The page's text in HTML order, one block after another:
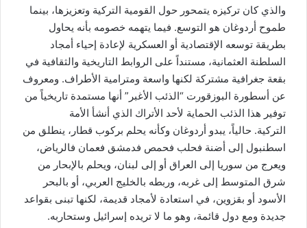
والذي كان تركيزه يتمحور حول القومية التركية وتعزيزها، بينما
طموح أردوغان هو التوسع. فيما يتهمه خصومه بأنه يحاول
بطريقة توسعه الإقتصادية أو العسكرية لإعادة إحياء أمجاد
السلطنة العثمانية، مستنداً على الروابط التاريخية والثقافية في
بقعة جغرافية مشتركة لكنها واسعة ومترامية الأطراف. ومعروف
عن أسطورة البوزقورت “الذئب الأغبر” أنها مستمدة تاريخياً من
توفير هذا الذئب الحماية لأحد الأتراك الذي أنشأ الأمة
التركية. حالياً، يبدو أردوغان وكأنه يحلم بركوب قطار، ينطلق من
اسطنبول إلى أضنة فحلب فحمص فدمشق فعمان فالرياض،
ويعرج من سوريا إلى العراق أو إلى لبنان، ويحلم بالإبحار من
شرق المتوسط إلى غربه، وربطه بالخليج العربي، أو بالبحر
الأسود أو بقزوين، في استعادة لأمجاد قديمة، لكنها تبنى بقواعد
جديدة ومع دول قائمة، وهو ما لا تريده إسرائيل وستحاربه.